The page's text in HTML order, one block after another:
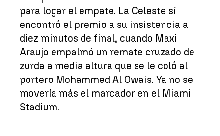
para logar el empate. La Celeste sí
encontró el premio a su insistencia a
diez minutos de final, cuando Maxi
Araujo empalmó un remate cruzado de
zurda a media altura que se le coló al
portero Mohammed Al Owais. Ya no se
movería más el marcador en el Miami
Stadium.